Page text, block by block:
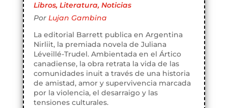
Libros, Literatura, Noticias
Por Lujan Gambina
La editorial Barrett publica en Argentina
Nirliit, la premiada novela de Juliana
Léveillé-Trudel. Ambientada en el Ártico
canadiense, la obra retrata la vida de las
comunidades inuit a través de una historia
de amistad, amor y supervivencia marcada
por la violencia, el desarraigo y las
tensiones culturales.